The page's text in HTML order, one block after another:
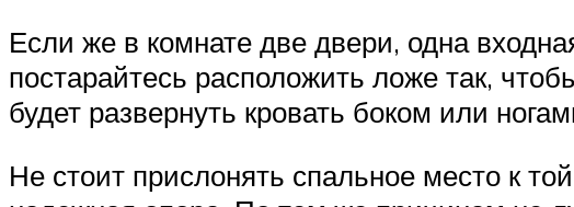
Если же в комнате две двери, одна
постарайтесь расположить ложе так,
будет развернуть кровать боком или
Не стоит прислонять спальное место к